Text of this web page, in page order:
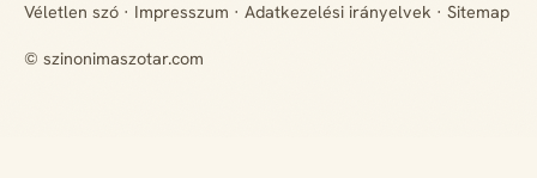
Véletlen szó · Impresszum · Adatkezelési irányelvek · Sitemap
© szinonimaszotar.com